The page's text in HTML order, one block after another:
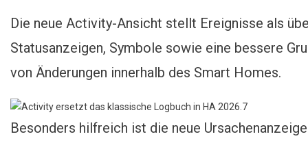
Die neue Activity-Ansicht stellt Ereignisse als
Statusanzeigen, Symbole sowie eine bessere
von Änderungen innerhalb des Smart Homes.
Besonders hilfreich ist die neue